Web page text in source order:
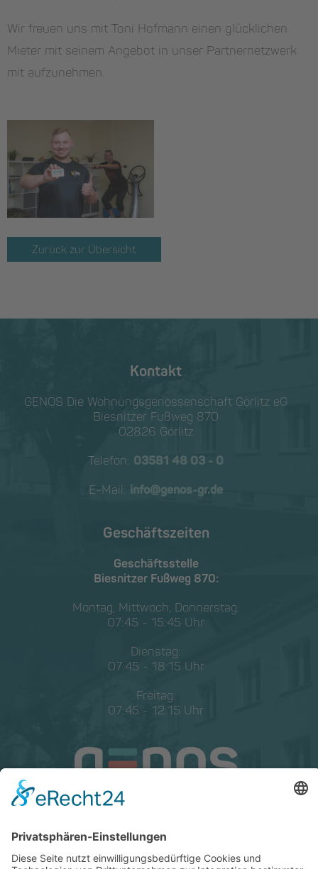
Wir freuen uns mit Toni Hofmann einen glücklichen
Mieter mit seinem Angebot in unser Partnernetzwerk
mit aufzunehmen.
Zurück zur Übersicht
Kontakt
GENOS Die Wohnungs­genossen­schaft Görlitz eG
Biesnitzer Fußweg 870
02826 Görlitz
Telefon: 03581 48 03 - 0
E-Mail: info@genos-gr.de
Geschäftszeiten
Geschäftsstelle
Biesnitzer Fußweg 870:
Montag, Mittwoch, Donnerstag:
07:45 - 15:45 Uhr
Dienstag:
07:45 - 18:15 Uhr
Freitag:
07:45 - 12:15 Uhr